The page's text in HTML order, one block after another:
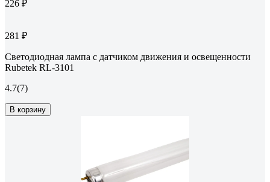
226 ₽
281 ₽
Светодиодная лампа с датчиком движения и освещенности
Rubetek RL-3101
4.7(7)
В корзину